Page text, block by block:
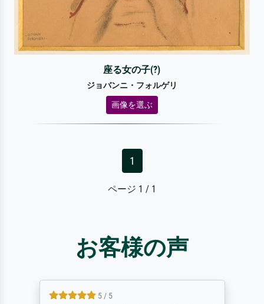
座る女の子(?)
ジョバンニ・フォルゲリ
画像を選ぶ
1
ページ 1 / 1
お客様の声
5 / 5